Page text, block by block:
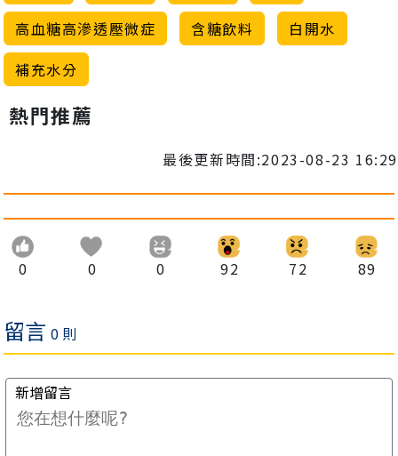
高血糖高滲透壓微症
含糖飲料
白開水
補充水分
熱門推薦
最後更新時間:2023-08-23 16:29
0 0 0 92 72 89